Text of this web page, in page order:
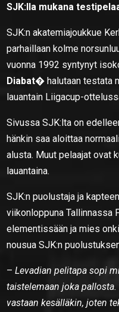
SJK:lla mukana
SJK:n akatemiajoukkue
parhaillaan kolme
vuonna 1992 syntynyt
Diabat� halutaan testata
lauantain Liigacup-
Sivussa SJK:lta on
hänkin saa aloittaa
alusta. Muut pelaajat ovat
lauantaina.
SJK:n puolustaja ja
viikonloppuna Tallinnassa
elementissään ja mies
nousua SJK:n
–Levadian pelitapa sopi
taistelemaan joka
vastaan kesälläkin, joten